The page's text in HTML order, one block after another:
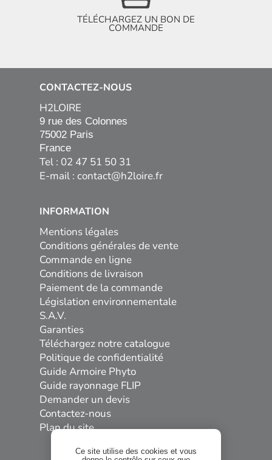
TÉLÉCHARGEZ UN BON DE
COMMANDE
CONTACTEZ-NOUS
H2LOIRE
9 rue des Colonnes
75002 Paris
France
Tel : 02 47 51 50 31
E-mail : contact@h2loire.fr
INFORMATION
Mentions légales
Conditions générales de vente
Commande en ligne
Conditions de livraison
Paiement de la commande
Législation environnementale
S.A.V.
Garanties
Téléchargez notre catalogue
Politique de confidentialité
Guide Armoire Phyto
Guide rayonnage FLIP
Demander un devis
Contactez-nous
Plan du site
Ce site utilise des cookies et vous